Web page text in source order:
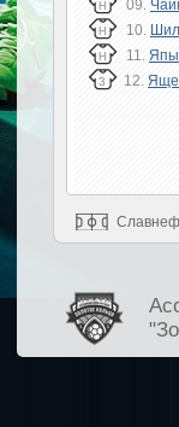
Н 09.
Н 10.
Н 11.
З 12.